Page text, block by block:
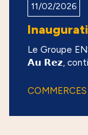
11/02/2026
Le Groupe
𝗔𝘂 𝗥𝗲𝘇,
COMMERCES